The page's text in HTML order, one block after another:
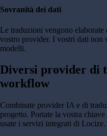
Sovranità dei dati
Le traduzioni vengono
vostro provider. I vostri dati non
modelli.
Diversi provider di
workflow
Combinate provider IA e di
progetto. Portate la vostra
usate i servizi integrati di Locize.